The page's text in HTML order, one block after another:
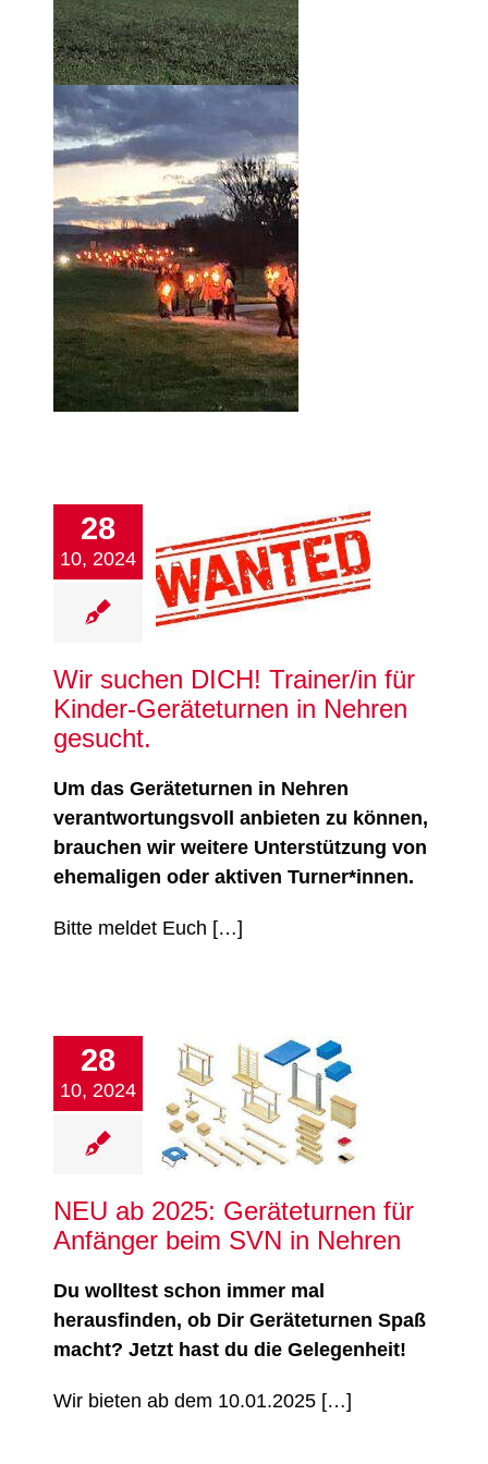
28
10, 2024
suchen DICH!
in für Kinder-
in Nehren
Wir suchen DICH! Trainer/in für
Kinder-Geräteturnen in Nehren
gesucht.
Um das Geräteturnen in Nehren
verantwortungsvoll anbieten zu können,
brauchen wir weitere Unterstützung von
ehemaligen oder aktiven Turner*innen.
Bitte meldet Euch […]
28
10, 2024
ab 2025:
für
beim SVN in
NEU ab 2025: Geräteturnen für
Anfänger beim SVN in Nehren
Du wolltest schon immer mal
herausfinden, ob Dir Geräteturnen Spaß
macht? Jetzt hast du die Gelegenheit!
Wir bieten ab dem 10.01.2025 […]